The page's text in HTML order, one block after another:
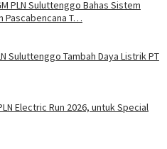
PLN Suluttenggo Bahas Sistem
Pascabencana T…
Suluttenggo Tambah Daya Listrik PT
Electric Run 2026, untuk Special